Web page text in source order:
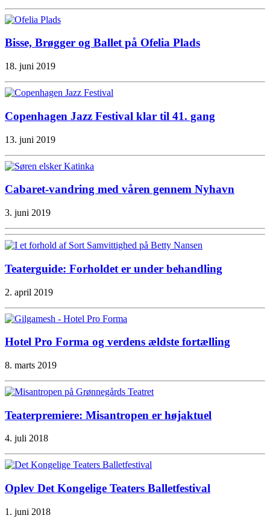
Bisse, Brøgger og Ballet på Ofelia Plads
18. juni 2019
Copenhagen Jazz Festival klar til 41. gang
13. juni 2019
Cabaret-vandring med våren gennem Nyhavn
3. juni 2019
Teaterguide: Forholdet er under behandling
2. april 2019
Hotel Pro Forma og verdens ældste fortælling
8. marts 2019
Teaterpremiere: Misantropen er højaktuel
4. juli 2018
Oplev Det Kongelige Teaters Balletfestival
1. juni 2018